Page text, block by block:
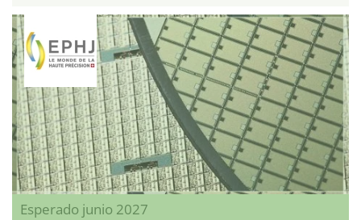
Esperado junio 2027